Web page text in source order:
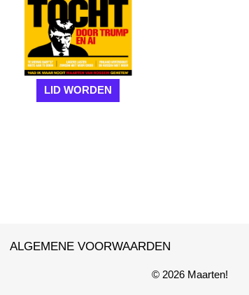
LID WORDEN
ALGEMENE VOORWAARDEN
© 2026 Maarten!